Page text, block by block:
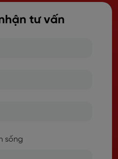
tư vấn
sống